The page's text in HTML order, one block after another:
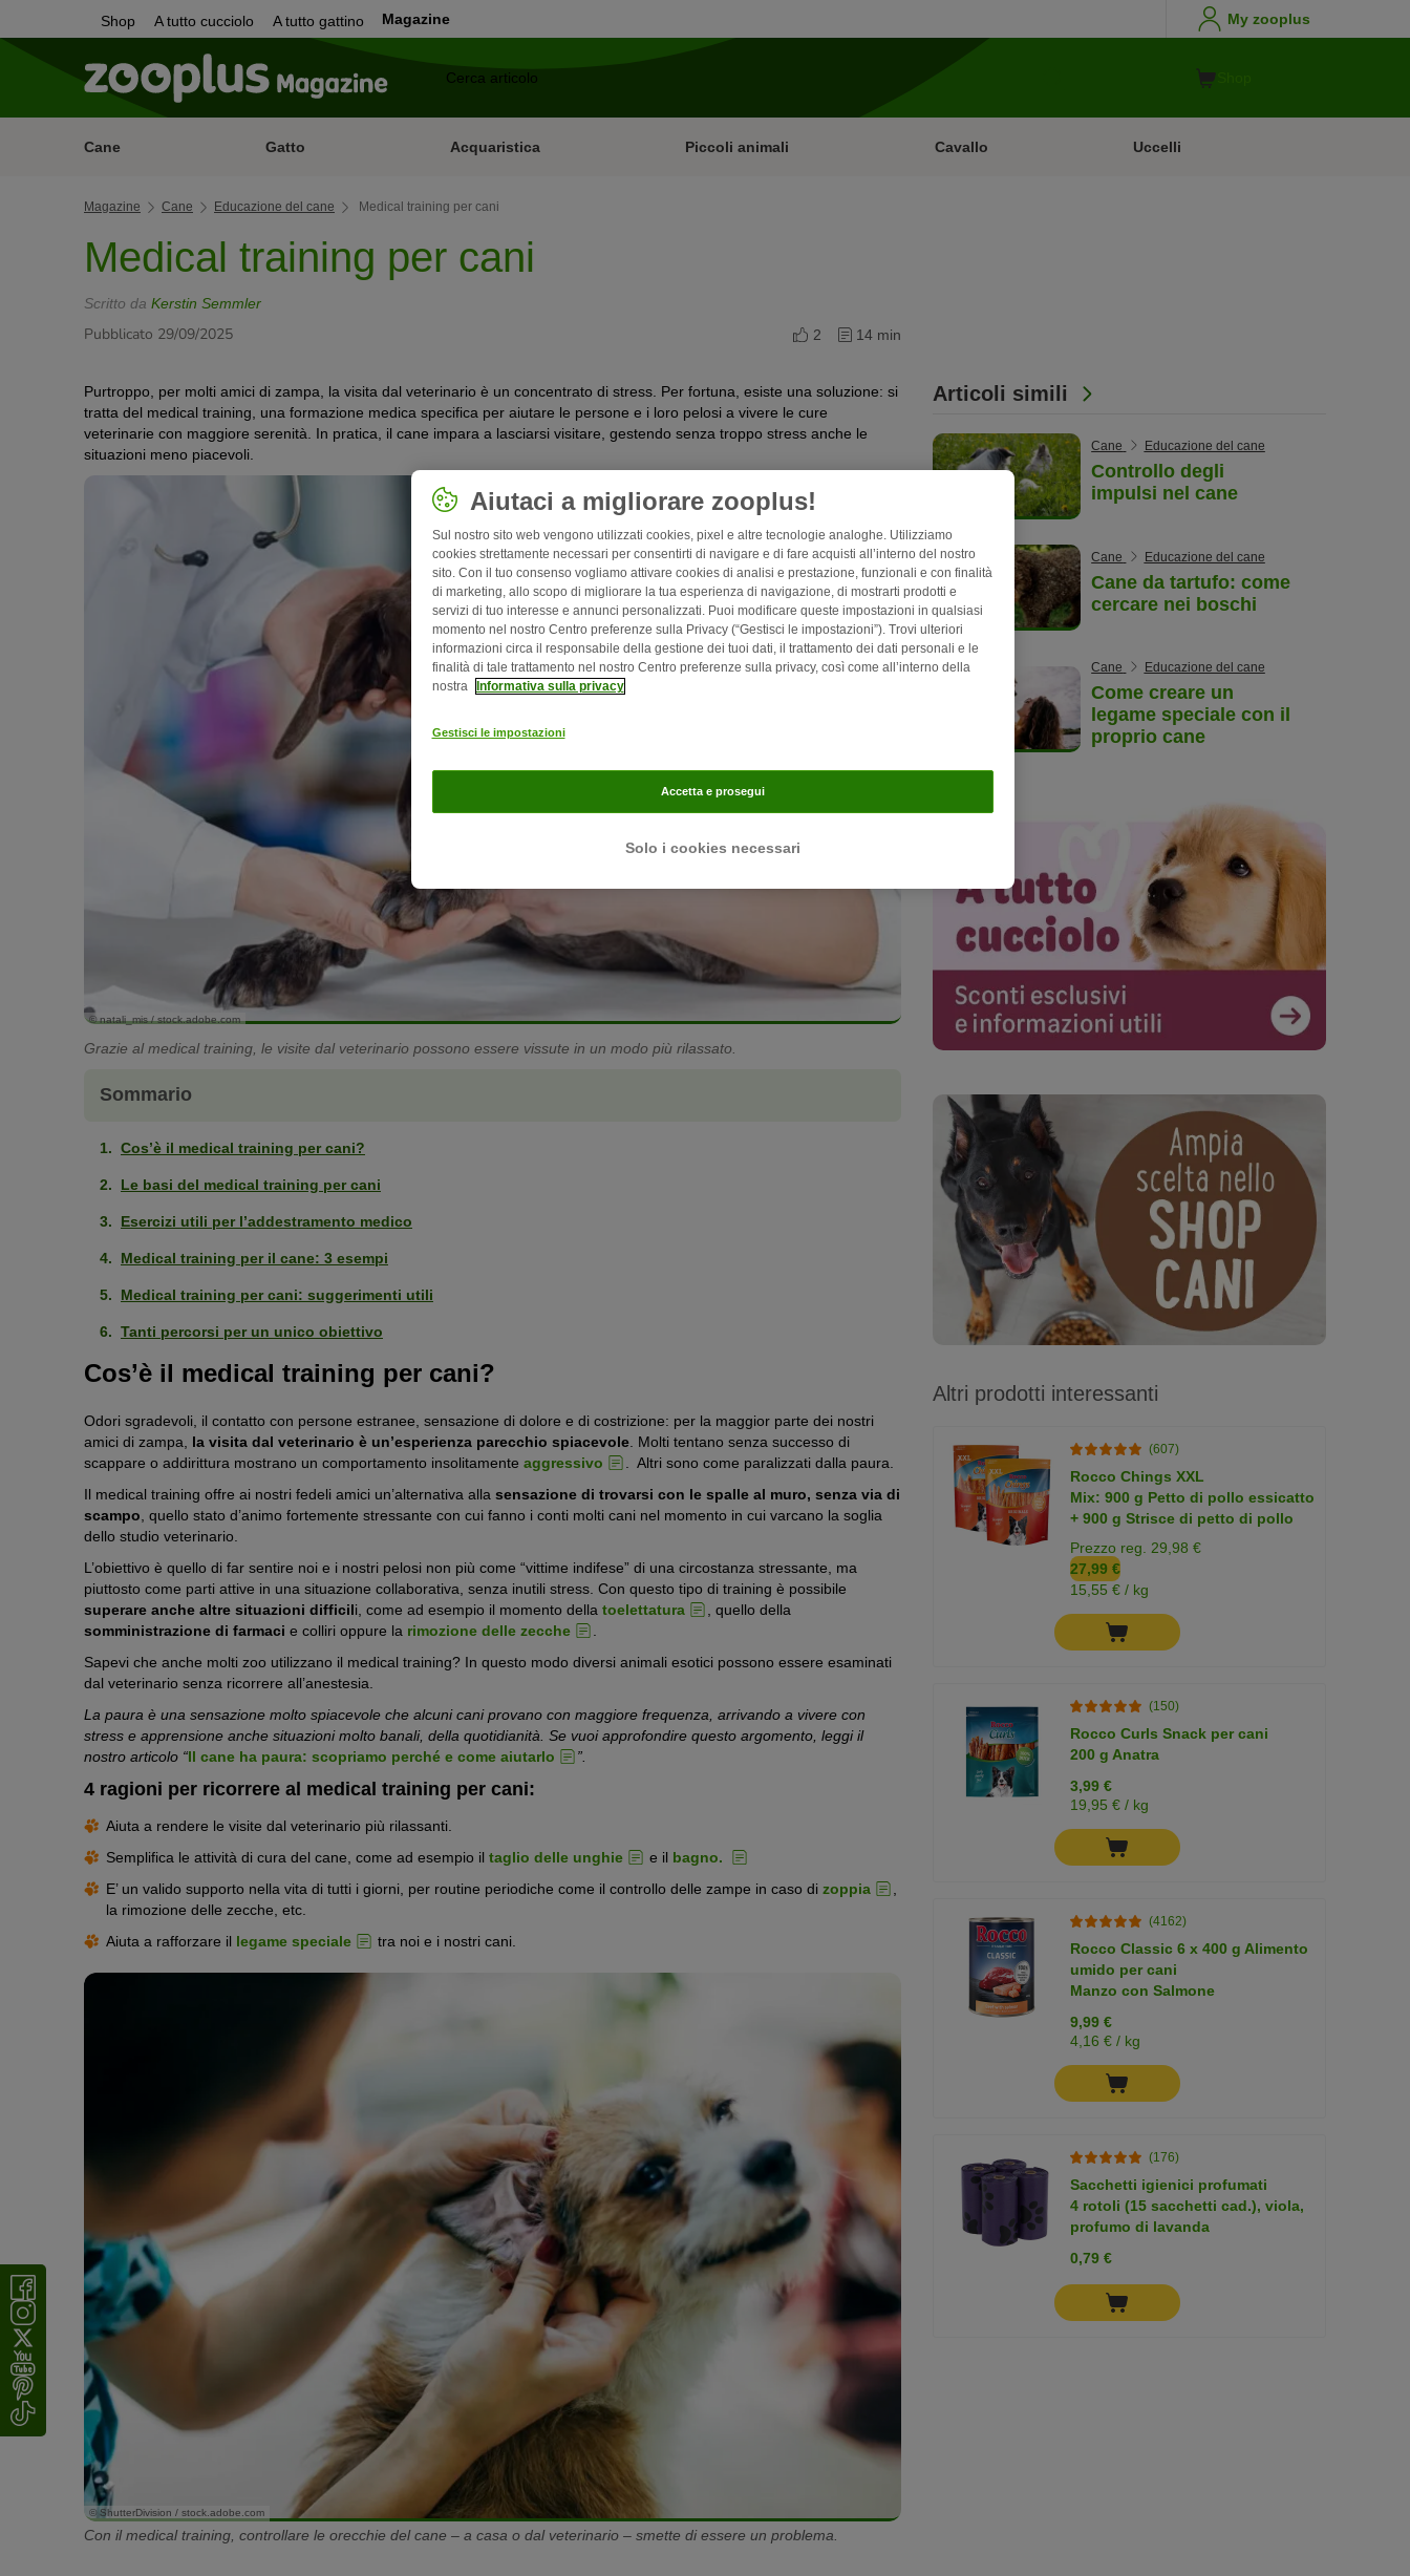
Shop A tutto cucciolo A tutto gattino Magazine My zooplus
Cane Gatto Acquaristica Piccoli animali Cavallo Uccelli
Magazine Cane Educazione del cane Medical training per cani
Medical training per cani
Scritto da Kerstin Semmler
Pubblicato 29/09/2025 2 14 min
Purtroppo, per molti amici di zampa, la visita dal veterinario è un concentrato di stress. Per fortuna, esiste una soluzione: si
tratta del medical training, una formazione medica specifica per aiutare le persone e i loro pelosi a vivere le cure
veterinarie con maggiore serenità. In pratica, il cane impara a lasciarsi visitare, gestendo senza troppo stress anche le
situazioni meno piacevoli.
© natali_mis / stock.adobe.com
Grazie al medical training, le visite dal veterinario possono essere vissute in un modo più rilassato.
Sommario
Cos’è il medical training per cani?
Le basi del medical training per cani
Esercizi utili per l’addestramento medico
Medical training per il cane: 3 esempi
Medical training per cani: suggerimenti utili
Tanti percorsi per un unico obiettivo
Cos’è il medical training per cani?
Odori sgradevoli, il contatto con persone estranee, sensazione di dolore e di costrizione: per la maggior parte dei nostri
amici di zampa, la visita dal veterinario è un’esperienza parecchio spiacevole . Molti tentano senza successo di
scappare o addirittura mostrano un comportamento insolitamente aggressivo
. Altri sono come paralizzati dalla paura.
Il medical training offre ai nostri fedeli amici un’alternativa alla sensazione di trovarsi con le spalle al muro, senza via di
scampo , quello stato d’animo fortemente stressante con cui fanno i conti molti cani nel momento in cui varcano la soglia
dello studio veterinario.
L’obiettivo è quello di far sentire noi e i nostri pelosi non più come “vittime indifese” di una circostanza stressante, ma
piuttosto come parti attive in una situazione collaborativa, senza inutili stress. Con questo tipo di training è possibile
superare anche altre situazioni difficili, come ad esempio il momento della toelettatura
, quello della
somministrazione di farmaci e colliri oppure la rimozione delle zecche
Sapevi che anche molti zoo utilizzano il medical training? In questo modo diversi animali esotici possono essere esaminati
dal veterinario senza ricorrere all’anestesia.
La paura è una sensazione molto spiacevole che alcuni cani provano con maggiore frequenza, arrivando a vivere con
stress e apprensione anche situazioni molto banali, della quotidianità. Se vuoi approfondire questo argomento, leggi il
nostro articolo “Il cane ha paura: scopriamo perché e come aiutarlo ”.
4 ragioni per ricorrere al medical training per cani:
Aiuta a rendere le visite dal veterinario più rilassanti.
Semplifica le attività di cura del cane, come ad esempio il taglio delle unghie e il bagno.
E’ un valido supporto nella vita di tutti i giorni, per routine periodiche come il controllo delle zampe in caso di zoppia
la rimozione delle zecche, etc.
Aiuta a rafforzare il legame speciale tra noi e i nostri cani.
© ShutterDivision / stock.adobe.com
Con il medical training, controllare le orecchie del cane – a casa o dal veterinario – smette di essere un problema.
Articoli simili
Cane Educazione del cane
Controllo degli
impulsi nel cane
Cane Educazione del cane
Cane da tartufo: come
cercare nei boschi
Cane Educazione del cane
Come creare un
legame speciale con il
proprio cane
Altri prodotti interessanti
(607)
Rocco Chings XXL
Mix: 900 g Petto di pollo essicatto
+ 900 g Strisce di petto di pollo
Prezzo reg. 29,98 €
27,99 €
15,55 € / kg
(150)
Rocco Curls Snack per cani
200 g Anatra
3,99 €
19,95 € / kg
(4162)
Rocco Classic 6 x 400 g Alimento
umido per cani
Manzo con Salmone
9,99 €
4,16 € / kg
(176)
Sacchetti igienici profumati
4 rotoli (15 sacchetti cad.), viola,
profumo di lavanda
0,79 €
Aiutaci a migliorare zooplus!
Sul nostro sito web vengono utilizzati cookies, pixel e altre tecnologie analoghe. Utilizziamo
cookies strettamente necessari per consentirti di navigare e di fare acquisti all’interno del nostro
sito. Con il tuo consenso vogliamo attivare cookies di analisi e prestazione, funzionali e con finalità
di marketing, allo scopo di migliorare la tua esperienza di navigazione, di mostrarti prodotti e
servizi di tuo interesse e annunci personalizzati. Puoi modificare queste impostazioni in qualsiasi
momento nel nostro Centro preferenze sulla Privacy (“Gestisci le impostazioni”). Trovi ulteriori
informazioni circa il responsabile della gestione dei tuoi dati, il trattamento dei dati personali e le
finalità di tale trattamento nel nostro Centro preferenze sulla privacy, così come all’interno della
nostra
Informativa sulla privacy
Gestisci le impostazioni
Solo i cookies necessari
Accetta e prosegui